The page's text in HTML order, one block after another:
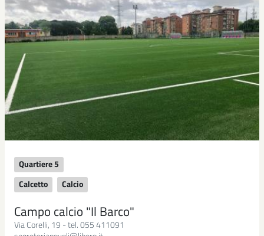
Quartiere 5
Calcetto
Calcio
Campo calcio "Il Barco"
Via Corelli, 19 - tel. 055 411091